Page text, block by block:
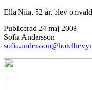
Ella Niia, 52 år, blev
Publicerad 24 maj 2008
Sofia Andersson